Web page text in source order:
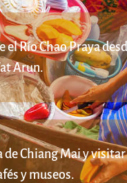
el Río Chao Praya
Arun.
Chiang Mai y visitar
y museos.